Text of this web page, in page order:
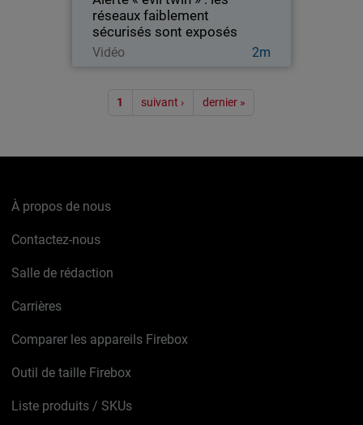
réseaux faiblement
sécurisés sont exposés
Vidéo 2m
Regarder maintenant
Pagination
1 suivant › dernier »
À propos de nous
Contactez-nous
Salle de rédaction
Carrières
Comparer les appareils Firebox
Outil de taille Firebox
Liste produits / SKUs